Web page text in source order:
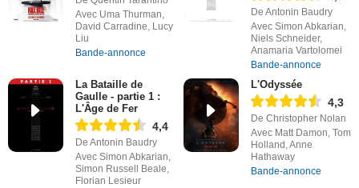
Avec Uma Thurman,
David Carradine, Lucy
Liu
Bande-annonce
De Antonin Baudry
Avec Simon Abkarian,
Niels Schneider,
Anamaria Vartolomei
Bande-annonce
La Bataille de
Gaulle - partie 1 :
L'Âge de Fer
4,4
De Antonin Baudry
Avec Simon Abkarian,
Simon Russell Beale,
Florian Lesieur
L'Odyssée
4,3
De Christopher Nolan
Avec Matt Damon, Tom
Holland, Anne
Hathaway
Bande-annonce